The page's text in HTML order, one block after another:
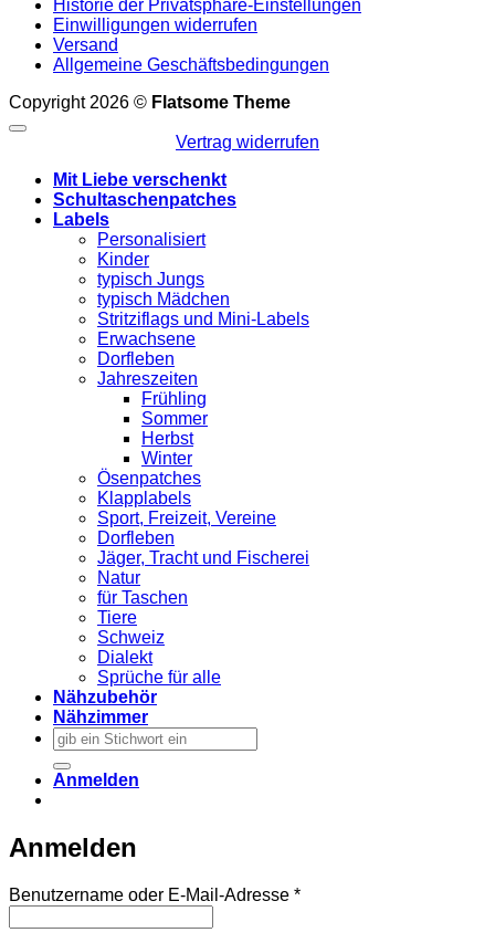
Historie der Privatsphäre-Einstellungen
Einwilligungen widerrufen
Versand
Allgemeine Geschäftsbedingungen
Copyright 2026 © Flatsome Theme
Vertrag widerrufen
Mit Liebe verschenkt
Schultaschenpatches
Labels
Personalisiert
Kinder
typisch Jungs
typisch Mädchen
Stritziflags und Mini-Labels
Erwachsene
Dorfleben
Jahreszeiten
Frühling
Sommer
Herbst
Winter
Ösenpatches
Klapplabels
Sport, Freizeit, Vereine
Dorfleben
Jäger, Tracht und Fischerei
Natur
für Taschen
Tiere
Schweiz
Dialekt
Sprüche für alle
Nähzubehör
Nähzimmer
Suchen
nach:
Anmelden
Anmelden
Benutzername oder E-Mail-Adresse *Erforderlich